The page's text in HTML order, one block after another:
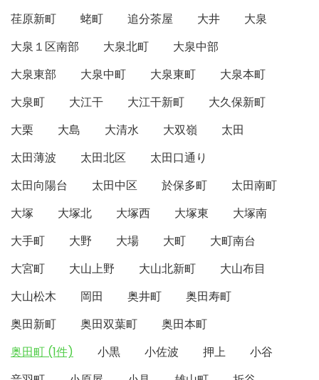
荏原新町
蛯町 追分茶屋 大井
大泉
大泉１区南部
大泉北町
大泉中部
大泉東部
大泉中町 大泉東町
大泉本町
大泉町
大江干 大江干新町
大久保新町
大栗
大島 大清水 大双嶺
太田
太田薄波
太田北区
太田口通り
太田向陽台
太田中区 於保多町
太田南町
大塚
大塚北 大塚西 大塚東
大塚南
大手町
大野 大場 大町
大町南台
大宮町
大山上野 大山北新町
大山布目
大山松木
岡田 奥井町
奥田寿町
奥田新町
奥田双葉町
奥田本町
奥田町 (1件)
小黒 小佐波 押上
小谷